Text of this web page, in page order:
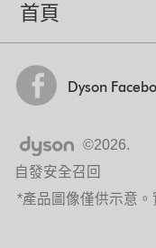
首頁
Dyson
©2026.
自發安全召回
*產品圖像僅供示意